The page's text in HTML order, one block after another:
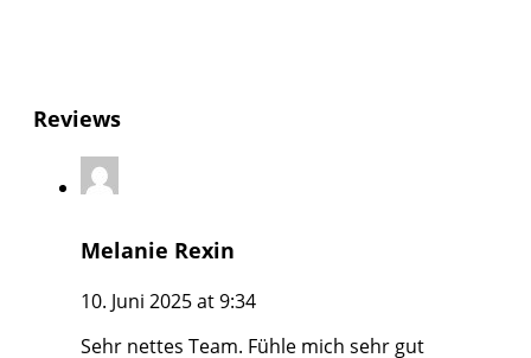
Reviews
Melanie Rexin
10. Juni 2025 at 9:34
Sehr nettes Team. Fühle mich sehr gut